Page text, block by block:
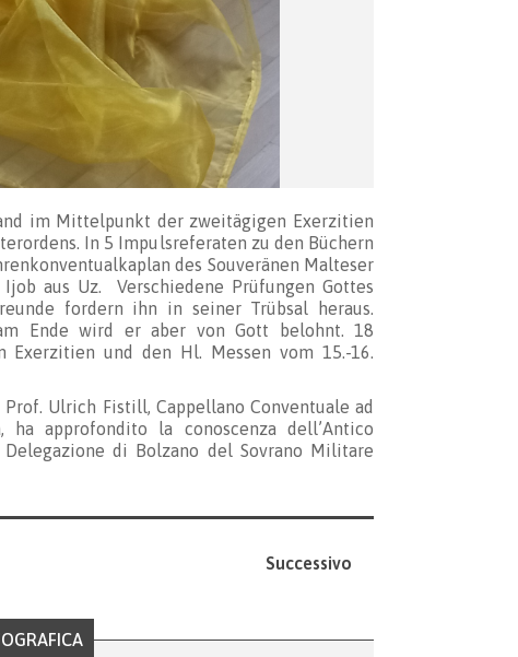
im Mittelpunkt der zweitägigen Exerzitien
In 5 Impulsreferaten zu den Büchern
des Souveränen Malteser
aus Uz. Verschiedene Prüfungen Gottes
fordern ihn in seiner Trübsal heraus.
Ende wird er aber von Gott belohnt. 18
und den Hl. Messen vom 15.-16.
Ulrich Fistill, Cappellano Conventuale ad
approfondito la conoscenza dell’Antico
di Bolzano del Sovrano Militare
Successivo